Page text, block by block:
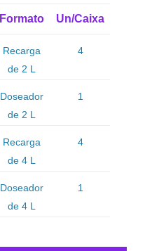
Formato Un/Caixa
Recarga
de 2 L
4
Doseador
de 2 L
1
Recarga
de 4 L
4
Doseador
de 4 L
1